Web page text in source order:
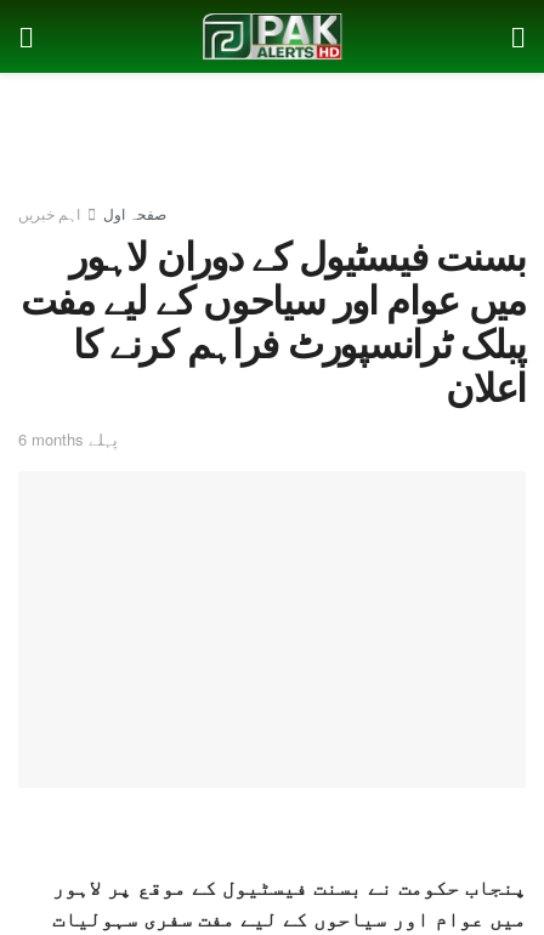
صفحہ اول اہم خبریں
بسنت فیسٹیول کے دوران لاہور
میں عوام اور سیاحوں کے لیے مفت
پبلک ٹرانسپورٹ فراہم کرنے کا
اعلان
6 months پہلے
پنجاب حکومت نے بسنت فیسٹیول کے موقع پر لاہور
میں عوام اور سیاحوں کے لیے مفت سفری سہولیات